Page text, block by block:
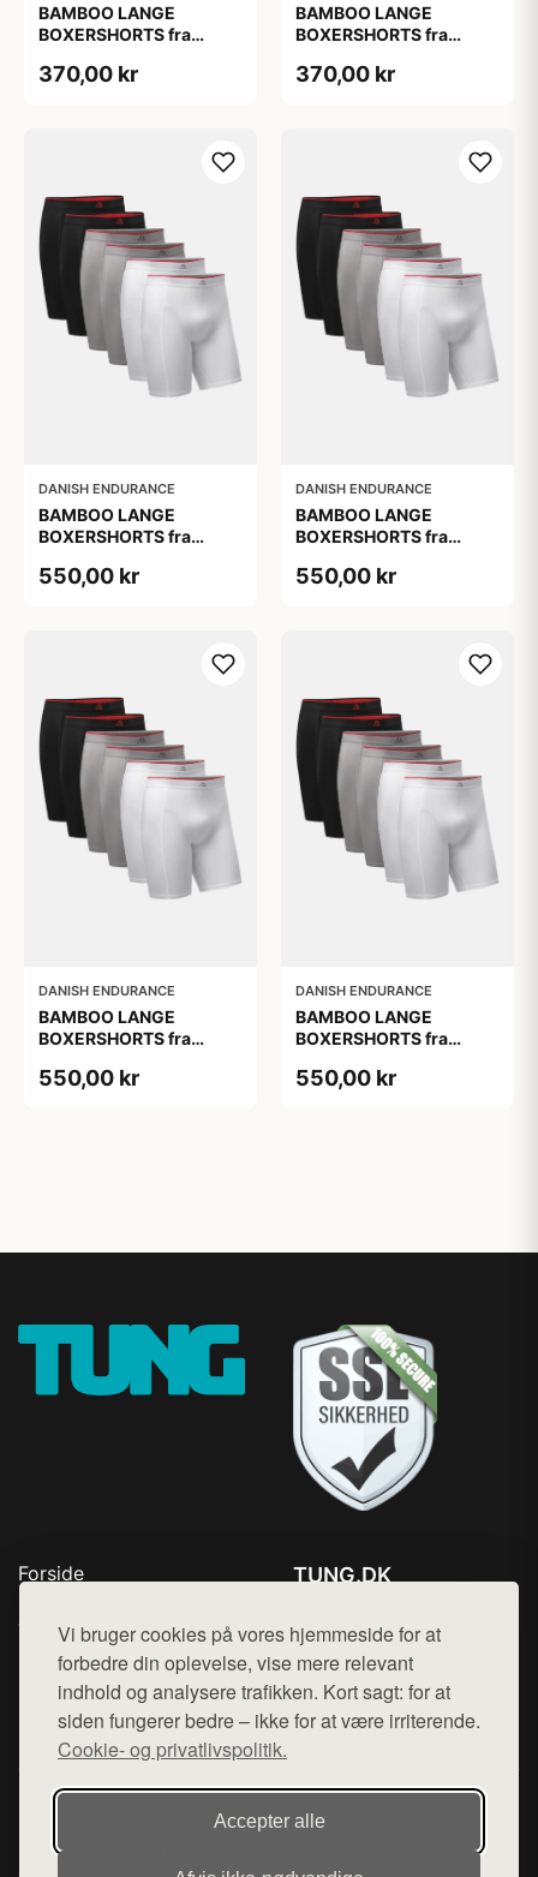
Vi bruger cookies på vores hjemmeside for at
forbedre din oplevelse, vise mere relevant
indhold og analysere trafikken. Kort sagt: for at
siden fungerer bedre – ikke for at være irriterende.
Cookie- og privatlivspolitik.
Accepter alle
BAMBOO LANGE
BOXERSHORTS fra
Sort/Rød | Grå | Hvid 3-
370,00 kr
BAMBOO LANGE
BOXERSHORTS fra
Sort/Rød | Grå | Hvid 3-
370,00 kr
DANISH ENDURANCE
BAMBOO LANGE
BOXERSHORTS fra
Sort/Rød | Grå | Hvid 6-
550,00 kr
DANISH ENDURANCE
BAMBOO LANGE
BOXERSHORTS fra
Sort/Rød | Grå | Hvid 6-
550,00 kr
DANISH ENDURANCE
BAMBOO LANGE
BOXERSHORTS fra
Sort/Rød | Grå | Hvid 6-
550,00 kr
DANISH ENDURANCE
BAMBOO LANGE
BOXERSHORTS fra
Sort/Rød | Grå | Hvid 6-
550,00 kr
Forside
Top Rabatter
Kontakt
TUNG.DK
Mail: hej@want.dk
Cookie- og privatlivspolitik
Denne side er en del af want.dk, der udgiver en række
hjemmesider med præsentation af forskellige produkter fra
diverse webshops. Der sælges ikke varer fra denne side - vi